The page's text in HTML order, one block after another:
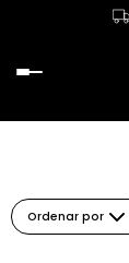
Ordenar por